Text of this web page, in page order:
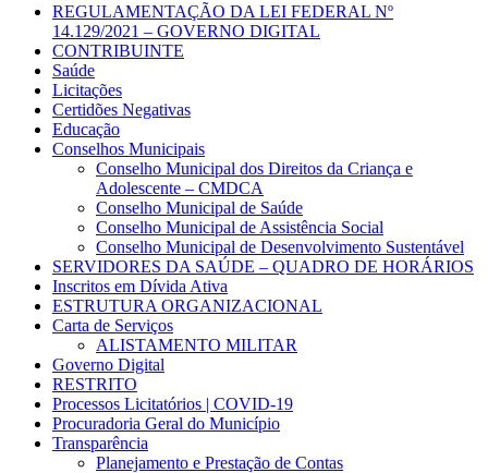
REGULAMENTAÇÃO DA LEI FEDERAL Nº
14.129/2021 – GOVERNO DIGITAL
CONTRIBUINTE
Saúde
Licitações
Certidões Negativas
Educação
Conselhos Municipais
Conselho Municipal dos Direitos da Criança e
Adolescente – CMDCA
Conselho Municipal de Saúde
Conselho Municipal de Assistência Social
Conselho Municipal de Desenvolvimento Sustentável
SERVIDORES DA SAÚDE – QUADRO DE HORÁRIOS
Inscritos em Dívida Ativa
ESTRUTURA ORGANIZACIONAL
Carta de Serviços
ALISTAMENTO MILITAR
Governo Digital
RESTRITO
Processos Licitatórios | COVID-19
Procuradoria Geral do Município
Transparência
Planejamento e Prestação de Contas